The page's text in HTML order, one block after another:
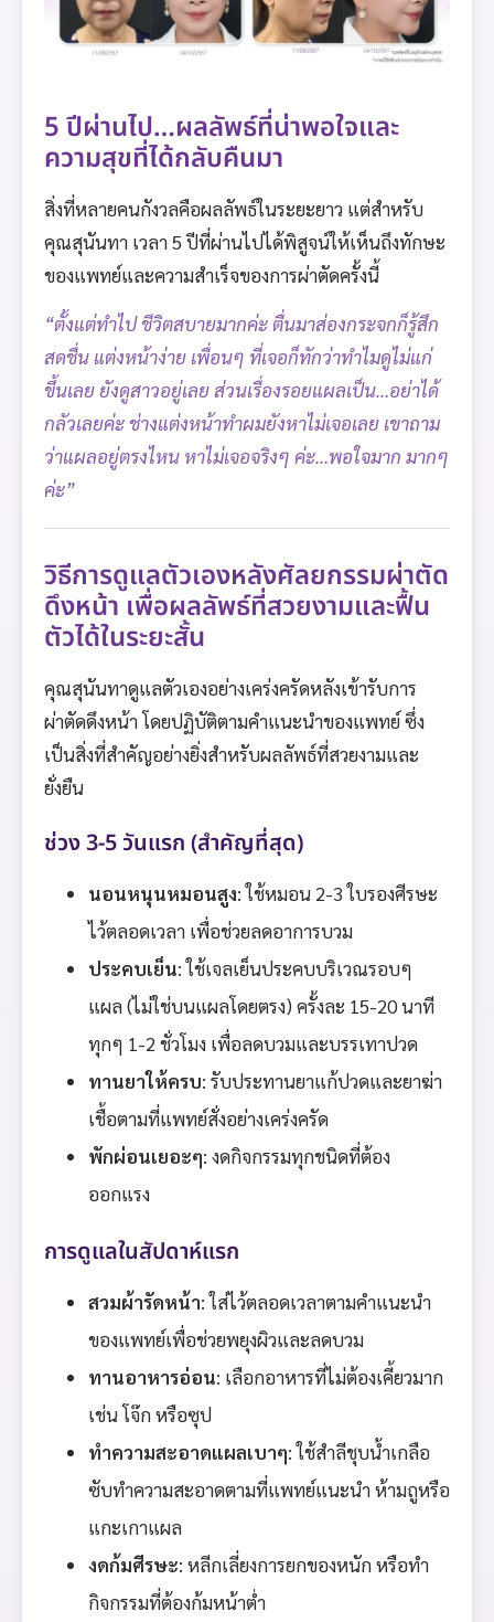
5 ปีผ่านไป…ผลลัพธ์ที่น่าพอใจและ
ความสุขที่ได้กลับคืนมา
สิ่งที่หลายคนกังวลคือผลลัพธ์ในระยะยาว แต่สำหรับ
คุณสุนันทา เวลา 5 ปีที่ผ่านไปได้พิสูจน์ให้เห็นถึงทักษะ
ของแพทย์และความสำเร็จของการผ่าตัดครั้งนี้
“ตั้งแต่ทำไป ชีวิตสบายมากค่ะ ตื่นมาส่องกระจกก็รู้สึก
สดชื่น แต่งหน้าง่าย เพื่อนๆ ที่เจอก็ทักว่าทำไมดูไม่แก่
ขึ้นเลย ยังดูสาวอยู่เลย ส่วนเรื่องรอยแผลเป็น…อย่าได้
กลัวเลยค่ะ ช่างแต่งหน้าทำผมยังหาไม่เจอเลย เขาถาม
ว่าแผลอยู่ตรงไหน หาไม่เจอจริงๆ ค่ะ…พอใจมาก มากๆ
ค่ะ”
วิธีการดูแลตัวเองหลังศัลยกรรมผ่าตัด
ดึงหน้า เพื่อผลลัพธ์ที่สวยงามและฟื้น
ตัวได้ในระยะสั้น
คุณสุนันทาดูแลตัวเองอย่างเคร่งครัดหลังเข้ารับการ
ผ่าตัดดึงหน้า โดยปฏิบัติตามคำแนะนำของแพทย์ ซึ่ง
เป็นสิ่งที่สำคัญอย่างยิ่งสำหรับผลลัพธ์ที่สวยงามและ
ยั่งยืน
ช่วง 3-5 วันแรก (สำคัญที่สุด)
นอนหนุนหมอนสูง: ใช้หมอน 2-3 ใบรองศีรษะ
ไว้ตลอดเวลา เพื่อช่วยลดอาการบวม
ประคบเย็น: ใช้เจลเย็นประคบบริเวณรอบๆ
แผล (ไม่ใช่บนแผลโดยตรง) ครั้งละ 15-20 นาที
ทุกๆ 1-2 ชั่วโมง เพื่อลดบวมและบรรเทาปวด
ทานยาให้ครบ: รับประทานยาแก้ปวดและยาฆ่า
เชื้อตามที่แพทย์สั่งอย่างเคร่งครัด
พักผ่อนเยอะๆ: งดกิจกรรมทุกชนิดที่ต้อง
ออกแรง
การดูแลในสัปดาห์แรก
สวมผ้ารัดหน้า: ใส่ไว้ตลอดเวลาตามคำแนะนำ
ของแพทย์เพื่อช่วยพยุงผิวและลดบวม
ทานอาหารอ่อน: เลือกอาหารที่ไม่ต้องเคี้ยวมาก
เช่น โจ๊ก หรือซุป
ทำความสะอาดแผลเบาๆ: ใช้สำลีชุบน้ำเกลือ
ซับทำความสะอาดตามที่แพทย์แนะนำ ห้ามถูหรือ
แกะเกาแผล
งดก้มศีรษะ: หลีกเลี่ยงการยกของหนัก หรือทำ
กิจกรรมที่ต้องก้มหน้าต่ำ